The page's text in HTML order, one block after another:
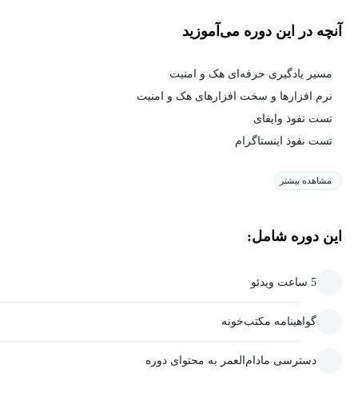
آنچه در این دوره می‌آموزید
مسیر یادگیری حرفه‌ای هک و امنیت
نرم افزار‌ها و سخت افزارهای هک و امنیت
تست نفوذ وایفای
تست نفوذ اینستاگرام
مشاهده بیشتر
این دوره شامل:
5 ساعت ویدئو
گواهینامه مکتب‌خونه
دسترسی مادام‌العمر به محتوای دوره